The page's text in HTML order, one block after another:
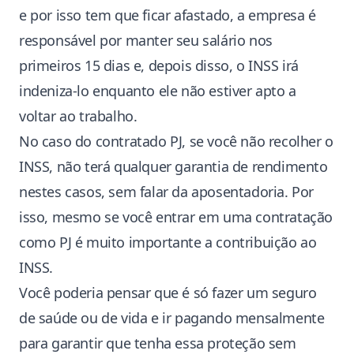
e por isso tem que ficar afastado, a empresa é
responsável por manter seu salário nos
primeiros 15 dias e, depois disso, o INSS irá
indeniza-lo enquanto ele não estiver apto a
voltar ao trabalho.
No caso do contratado PJ, se você não recolher o
INSS, não terá qualquer garantia de rendimento
nestes casos, sem falar da aposentadoria. Por
isso, mesmo se você entrar em uma contratação
como PJ é muito importante a contribuição ao
INSS.
Você poderia pensar que é só fazer um seguro
de saúde ou de vida e ir pagando mensalmente
para garantir que tenha essa proteção sem